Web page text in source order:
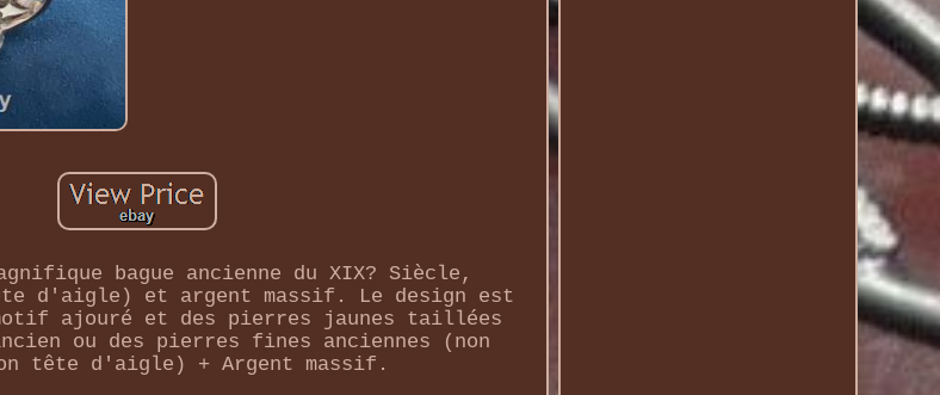
bague ancienne du XIX? Siècle,
d'aigle) et argent massif. Le design est
ajouré et des pierres jaunes taillées
ou des pierres fines anciennes (non
tête d'aigle) + Argent massif.